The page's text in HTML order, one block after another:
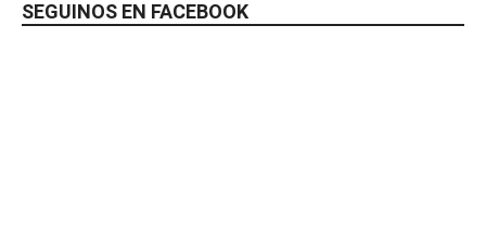
SEGUINOS EN FACEBOOK